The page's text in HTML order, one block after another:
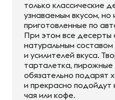
только классические
узнаваемым вкусом, но
приготовленные по
При этом все десерты
натуральным
и усилителей вкуса.
тарталетка, пирожные
обязательно подарят
и прекрасно подойдут
чая или кофе.